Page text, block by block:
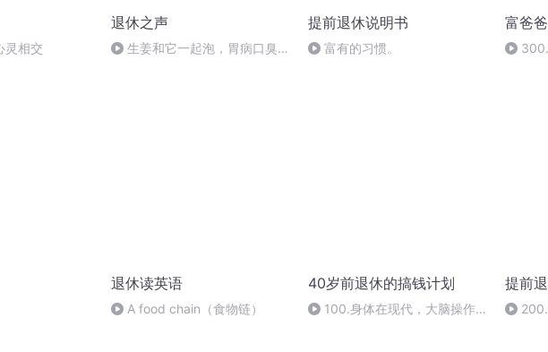
灵相交
退休之声
生姜和它一起泡，胃病口臭全
提前退休说明书
富有的习惯。
富爸
退休读英语
A food chain（食物链）
40岁前退休的搞钱计划
100.身体在现代，大脑操作
提前